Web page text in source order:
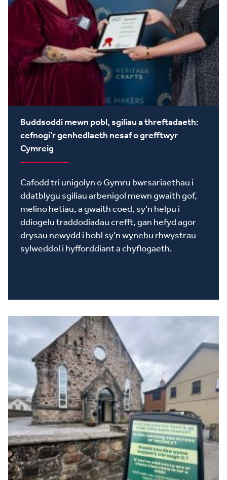
Buddsoddi mewn pobl, sgiliau a threftadaeth:
cefnogi’r genhedlaeth nesaf o grefftwyr
Cymreig
Cafodd tri unigolyn o Gymru bwrsariaethau i
ddatblygu sgiliau arbenigol mewn gwaith gof,
melino hetiau, a gwaith coed, sy’n helpu i
ddiogelu traddodiadau crefft, gan hefyd agor
drysau newydd i bobl sy’n wynebu rhwystrau
sylweddol i hyfforddiant a chyflogaeth.